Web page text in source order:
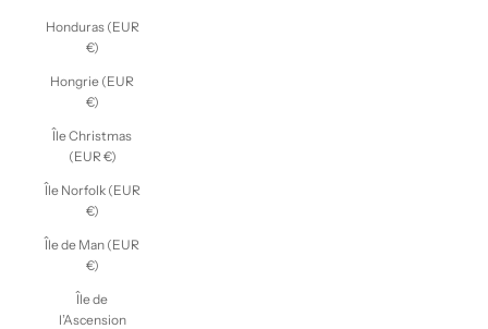
Honduras (EUR
€)
Hongrie (EUR
€)
Île Christmas
(EUR €)
Île Norfolk (EUR
€)
Île de Man (EUR
€)
Île de
l’Ascension